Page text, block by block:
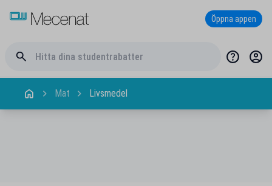
Öppna appen
Mat Livsmedel